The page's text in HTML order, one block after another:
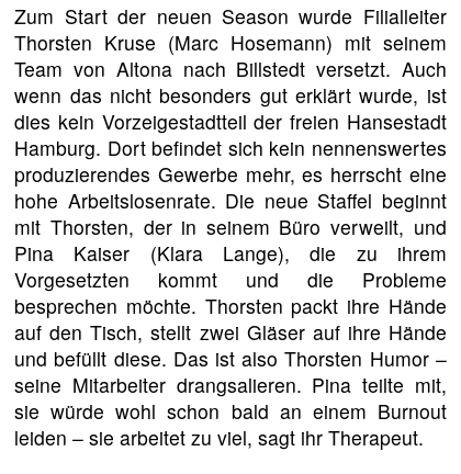
Zum Start der neuen Season wurde Filialleiter
Thorsten Kruse (Marc Hosemann) mit seinem
Team von Altona nach Billstedt versetzt. Auch
wenn das nicht besonders gut erklärt wurde, ist
dies kein Vorzeigestadtteil der freien Hansestadt
Hamburg. Dort befindet sich kein nennenswertes
produzierendes Gewerbe mehr, es herrscht eine
hohe Arbeitslosenrate. Die neue Staffel beginnt
mit Thorsten, der in seinem Büro verweilt, und
Pina Kaiser (Klara Lange), die zu ihrem
Vorgesetzten kommt und die Probleme
besprechen möchte. Thorsten packt ihre Hände
auf den Tisch, stellt zwei Gläser auf ihre Hände
und befüllt diese. Das ist also Thorsten Humor –
seine Mitarbeiter drangsalieren. Pina teilte mit,
sie würde wohl schon bald an einem Burnout
leiden – sie arbeitet zu viel, sagt ihr Therapeut.